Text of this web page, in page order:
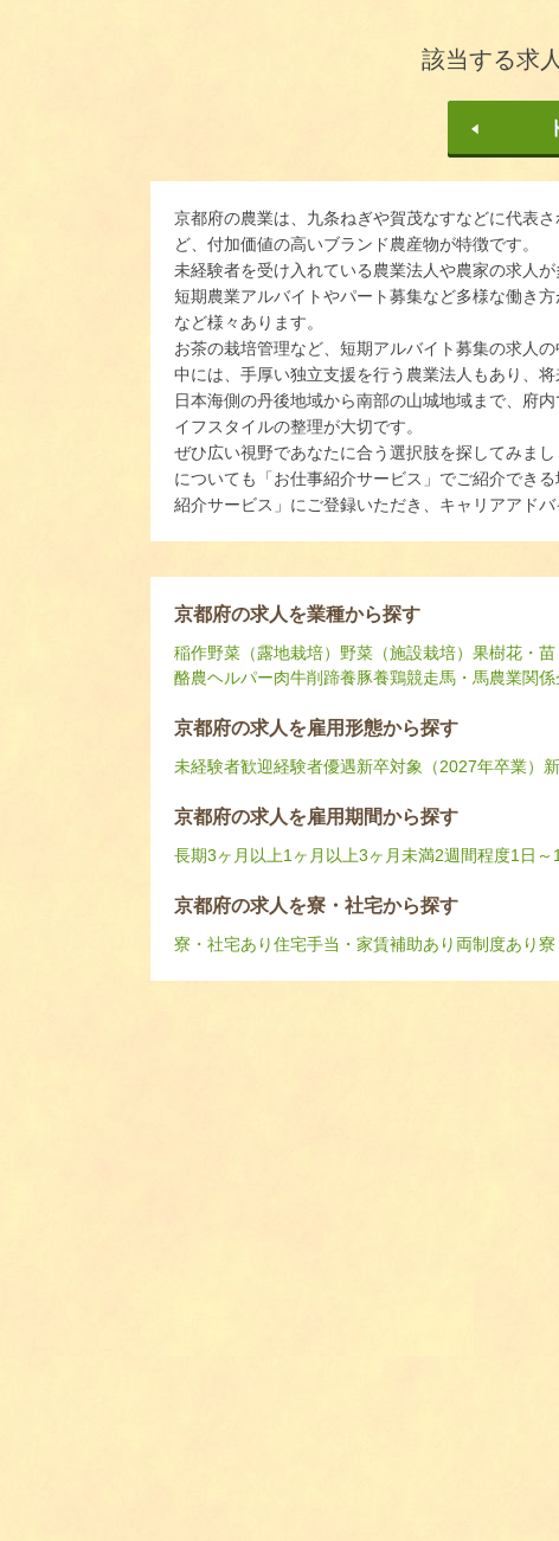
該当する求
京都府の農業は、九条ねぎや賀茂なすなどに代表
ど、付加価値の高いブランド農産物が特徴です。
未経験者を受け入れている農業法人や農家の求人
短期農業アルバイトやパート募集など多様な働き
など様々あります。
お茶の栽培管理など、短期アルバイト募集の求人
中には、手厚い独立支援を行う農業法人もあり、将
日本海側の丹後地域から南部の山城地域まで、府
イフスタイルの整理が大切です。
ぜひ広い視野であなたに合う選択肢を探してみま
についても「お仕事紹介サービス」でご紹介でき
紹介サービス」にご登録いただき、キャリアアドバ
京都府の求人を業種から探す
稲作野菜（露地栽培） 野菜（施設栽培） 果樹花・苗
酪農ヘルパー肉牛削蹄養豚養鶏競走馬・馬農業関
京都府の求人を雇用形態から探す
未経験者歓迎経験者優遇新卒対象（2027年卒業）
京都府の求人を雇用期間から探す
長期3ヶ月以上1ヶ月以上3ヶ月未満2週間程度1日～
京都府の求人を寮・社宅から探す
寮・社宅あり住宅手当・家賃補助あり 両制度あり寮